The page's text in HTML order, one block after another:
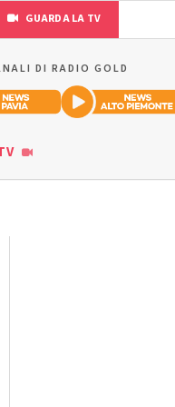
GUARDA LA TV
DI RADIO GOLD